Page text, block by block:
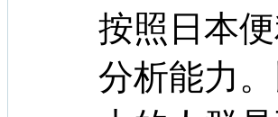
按照日本
分析能力